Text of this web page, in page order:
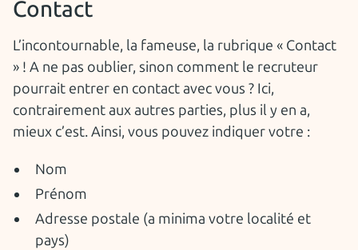
Contact
L’incontournable, la fameuse, la rubrique « Contact
» ! A ne pas oublier, sinon comment le recruteur
pourrait entrer en contact avec vous ? Ici,
contrairement aux autres parties, plus il y en a,
mieux c’est. Ainsi, vous pouvez indiquer votre :
Nom
Prénom
Adresse postale (a minima votre localité et
pays)